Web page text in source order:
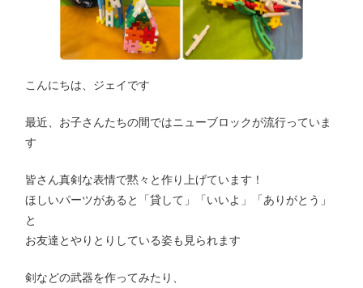
こんにちは、ジェイです
最近、お子さんたちの間ではニューブロックが流行っていま
す
皆さん真剣な表情で黙々と作り上げています！
ほしいパーツがあると「貸して」「いいよ」「ありがとう」
と
お友達とやりとりしている姿も見られます
剣などの武器を作ってみたり、